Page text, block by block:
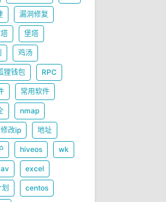
漏洞修复
堡塔
鸡汤
狸钱包 RPC
常用软件
nmap
修改ip 地址
hiveos wk
excel
centos